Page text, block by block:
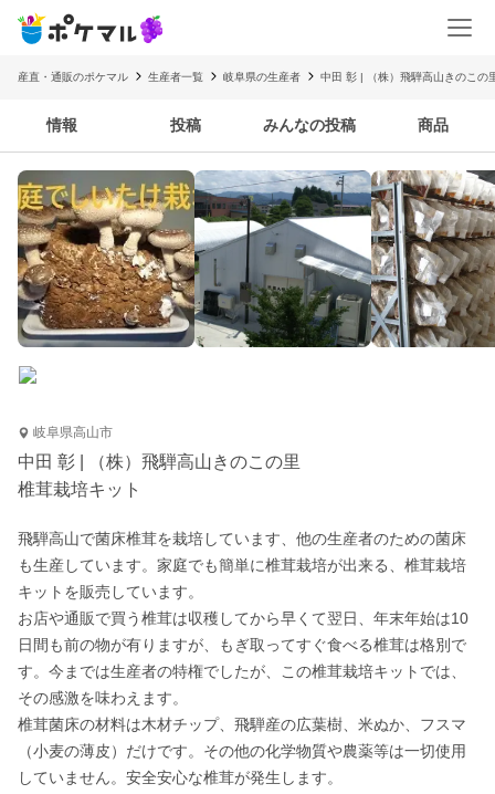
産直・通販のポケマル 生産者一覧 岐阜県の生産者 中田 彰 | （株）飛騨高山きのこの
情報 投稿 みんなの投稿 商品
岐阜県高山市
中田 彰 | （株）飛騨高山きのこの里
椎茸栽培キット
飛騨高山で菌床椎茸を栽培しています、他の生産者のための菌床
も生産しています。家庭でも簡単に椎茸栽培が出来る、椎茸栽培
キットを販売しています。
お店や通販で買う椎茸は収穫してから早くて翌日、年末年始は10
日間も前の物が有りますが、もぎ取ってすぐ食べる椎茸は格別で
す。今までは生産者の特権でしたが、この椎茸栽培キットでは、
その感激を味わえます。
椎茸菌床の材料は木材チップ、飛騨産の広葉樹、米ぬか、フスマ
（小麦の薄皮）だけです。その他の化学物質や農薬等は一切使用
していません。安全安心な椎茸が発生します。